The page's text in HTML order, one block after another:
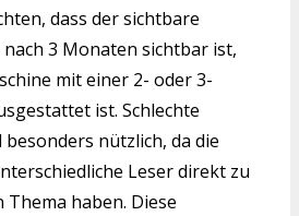
dass der sichtbare
3 Monaten sichtbar ist,
mit einer 2- oder 3-
ist. Schlechte
nützlich, da die
Leser direkt zu
haben. Diese